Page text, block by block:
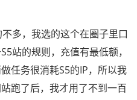
多，我选的这个在圈子里口
站的规则，充值有最低额，
任务很消耗S5的IP，所以我
跑了后，我才用了不到一百